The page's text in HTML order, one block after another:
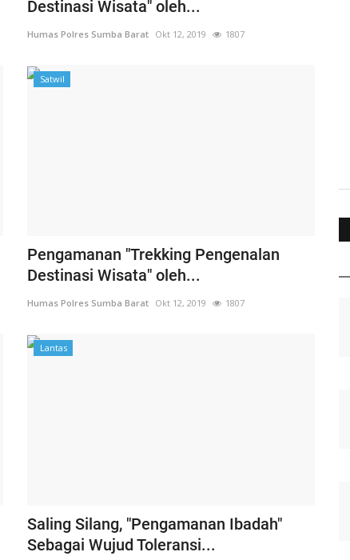
Destinasi Wisata" oleh...
Humas Polres Sumba Barat Okt 12, 2019 1807
Satwil
Pengamanan "Trekking Pengenalan
Destinasi Wisata" oleh...
Humas Polres Sumba Barat Okt 12, 2019 1807
Lantas
Saling Silang, "Pengamanan Ibadah"
Sebagai Wujud Toleransi...